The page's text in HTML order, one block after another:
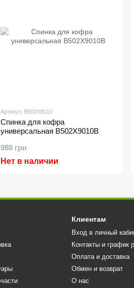
Артикул: B502X9010
Спинка для кофра
универсальная B502X9010B
988 грн
Нет в наличии
Клиентам
Вход в личный
Контакты и график
Оплата и доставка
Обмен и возврат
О нас